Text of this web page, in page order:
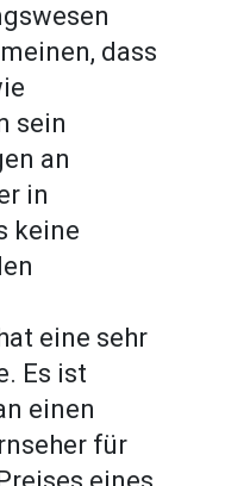
dass
sein
an
in
keine
eine sehr
Es ist
einen
für